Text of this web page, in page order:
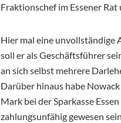
Fraktionschef im Essener
Hier mal eine unvollständige
soll er als Geschäftsführer
an sich selbst mehrere
Darüber hinaus habe
Mark bei der Sparkasse
zahlungsunfähig gewesen